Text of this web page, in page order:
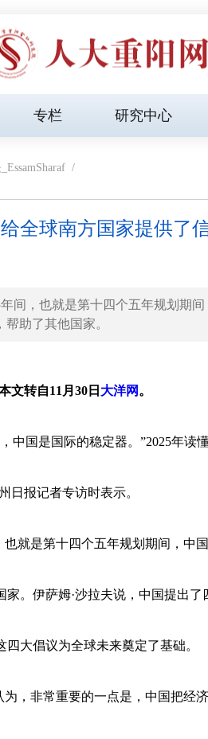
专栏 研究中心
/
全球南方国家提供了
间，也就是第十四个五年规划期
助了其他国家。
文转自11月30日 大洋网。
中国是国际的稳定器。”2025年读
日报记者专访时表示。
就是第十四个五年规划期间，中
。伊萨姆·沙拉夫说，中国提出
大倡议为全球未来奠定了基础。
为，非常重要的一点是，中国把经